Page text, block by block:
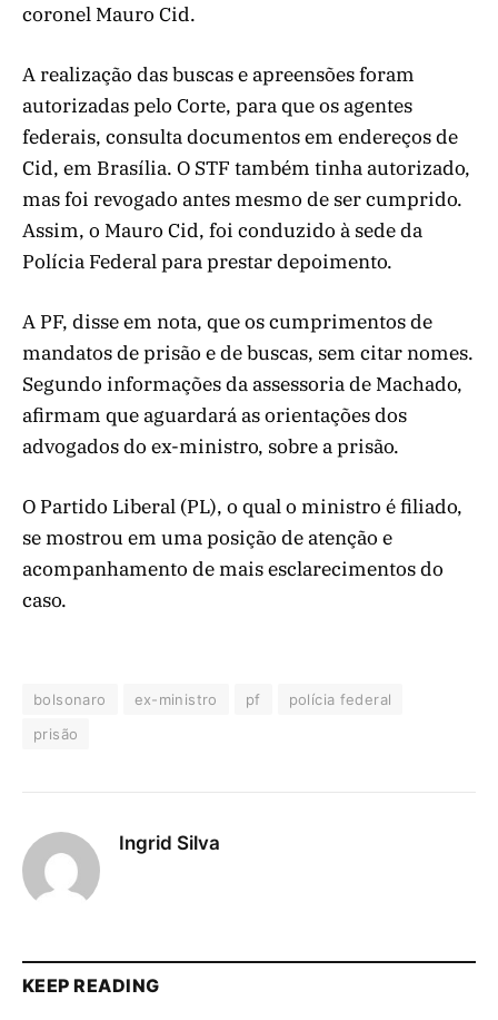
coronel Mauro Cid.
A realização das buscas e apreensões foram
autorizadas pelo Corte, para que os agentes
federais, consulta documentos em endereços de
Cid, em Brasília. O STF também tinha autorizado,
mas foi revogado antes mesmo de ser cumprido.
Assim, o Mauro Cid, foi conduzido à sede da
Polícia Federal para prestar depoimento.
A PF, disse em nota, que os cumprimentos de
mandatos de prisão e de buscas, sem citar nomes.
Segundo informações da assessoria de Machado,
afirmam que aguardará as orientações dos
advogados do ex-ministro, sobre a prisão.
O Partido Liberal (PL), o qual o ministro é filiado,
se mostrou em uma posição de atenção e
acompanhamento de mais esclarecimentos do
caso.
bolsonaro ex-ministro pf
polícia federal
prisão
Ingrid Silva
KEEP READING